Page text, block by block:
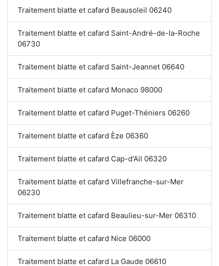
Traitement blatte et cafard Beausoleil 06240
Traitement blatte et cafard Saint-André-de-la-Roche
06730
Traitement blatte et cafard Saint-Jeannet 06640
Traitement blatte et cafard Monaco 98000
Traitement blatte et cafard Puget-Théniers 06260
Traitement blatte et cafard Èze 06360
Traitement blatte et cafard Cap-d'Ail 06320
Traitement blatte et cafard Villefranche-sur-Mer
06230
Traitement blatte et cafard Beaulieu-sur-Mer 06310
Traitement blatte et cafard Nice 06000
Traitement blatte et cafard La Gaude 06610